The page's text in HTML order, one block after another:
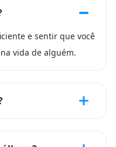
e sentir que você
vida de alguém.